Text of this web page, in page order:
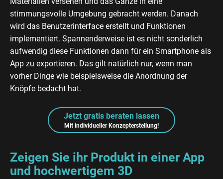
stimmungsvolle Umgebung gebracht werden. Danach
wird das Benutzerinterface erstellt und Funktionen
implementiert. Spannenderweise ist es nicht sonderlich
aufwendig diese Funktionen dann für ein Smartphone als
App zu exportieren. Das gilt natürlich nur, wenn man
vorher Dinge wie beispielsweise die Anordnung der
Knöpfe bedacht hat.
Jetzt gratis beraten lassen
Mit individueller Konzepterstellung!
Zeigen Sie ihr Produkt in einer App
und hochwertigem 3D